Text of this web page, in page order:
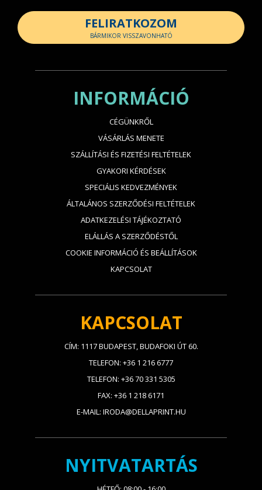
FELIRATKOZOM
BÁRMIKOR VISSZAVONHATÓ
INFORMÁCIÓ
CÉGÜNKRŐL
VÁSÁRLÁS MENETE
SZÁLLÍTÁSI ÉS FIZETÉSI FELTÉTELEK
GYAKORI KÉRDÉSEK
SPECIÁLIS KEDVEZMÉNYEK
ÁLTALÁNOS SZERZŐDÉSI FELTÉTELEK
ADATKEZELÉSI TÁJÉKOZTATÓ
ELÁLLÁS A SZERZŐDÉSTŐL
COOKIE INFORMÁCIÓ ÉS BEÁLLÍTÁSOK
KAPCSOLAT
KAPCSOLAT
CÍM: 1117 BUDAPEST, BUDAFOKI ÚT 60.
TELEFON: +36 1 216 6777
TELEFON: +36 70 331 5305
FAX: +36 1 218 6171
E-MAIL: IRODA@DELLAPRINT.HU
NYITVATARTÁS